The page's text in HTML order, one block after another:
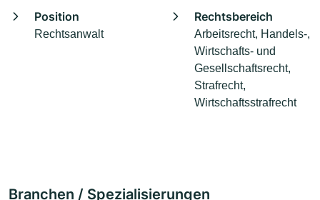
Position
Rechtsanwalt
Rechtsbereich
Arbeitsrecht, Handels-,
Wirtschafts- und
Gesellschaftsrecht,
Strafrecht,
Wirtschaftsstrafrecht
Branchen / Spezialisierungen